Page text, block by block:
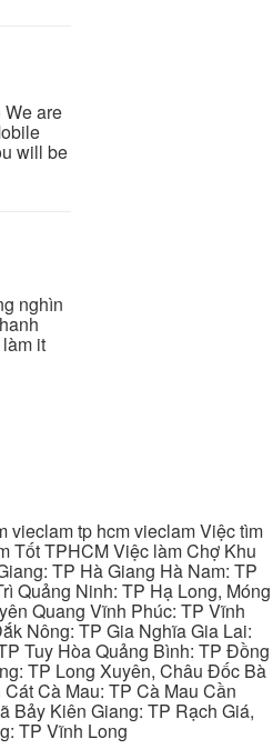
are
will be
nghìn
it
vieclam tp hcm vieclam Việc tìm
Tốt TPHCM Việc làm Chợ Khu
TP Hà Giang Hà Nam: TP
Quảng Ninh: TP Hạ Long, Móng
Quang Vĩnh Phúc: TP Vĩnh
Nông: TP Gia Nghĩa Gia Lai:
Tuy Hòa Quảng Bình: TP Đồng
TP Long Xuyên, Châu Đốc Bà
Cà Mau: TP Cà Mau Cần
Bảy Kiên Giang: TP Rạch Giá,
TP Vĩnh Long